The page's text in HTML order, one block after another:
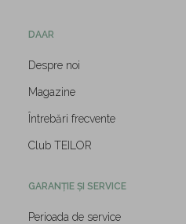
DAAR
Despre noi
Magazine
Întrebări frecvente
Club TEILOR
GARANȚIE ȘI SERVICE
Perioada de service